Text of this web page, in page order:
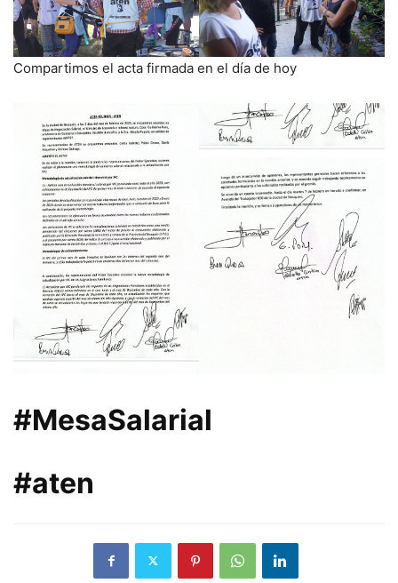
Compartimos el acta firmada en el día de hoy
#MesaSalarial
#aten